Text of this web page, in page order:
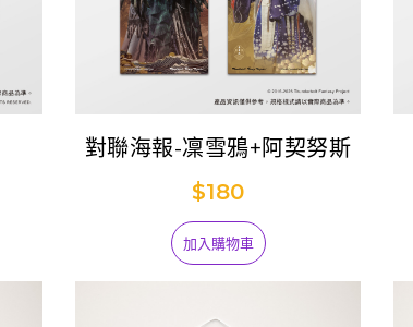
對聯海報-凜雪鴉+阿契努斯
$180
加入購物車